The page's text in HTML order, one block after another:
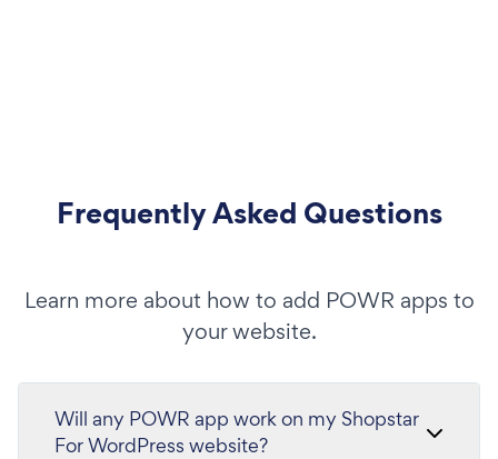
Frequently Asked Questions
Learn more about how to add POWR apps to
your website.
Will any POWR app work on my Shopstar
For WordPress website?